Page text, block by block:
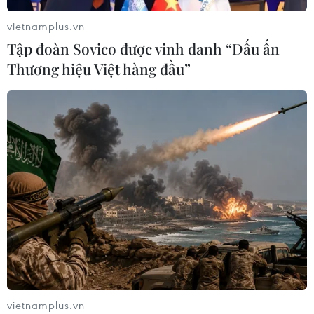
CHUYỆN TUẦN QUA: Cảnh
báo nạn "giang hồ mạng” kéo những
hệ lụy ảo tràn ra đời thực
Quảng Trị triệt phá đường dây vận
chuyển hơn 210kg vật liệu nổ
08/08/2026 01:59
Cần Thơ: Khởi tố 19 bị can trong vụ
dàn cảnh cướp giật tại Tân Huê Viên
08/08/2026 01:33
vietnamplus.vn
Tập đoàn Sovico được vinh danh “Dấu ấn
Thương hiệu Việt hàng đầu”
vietnamplus.vn